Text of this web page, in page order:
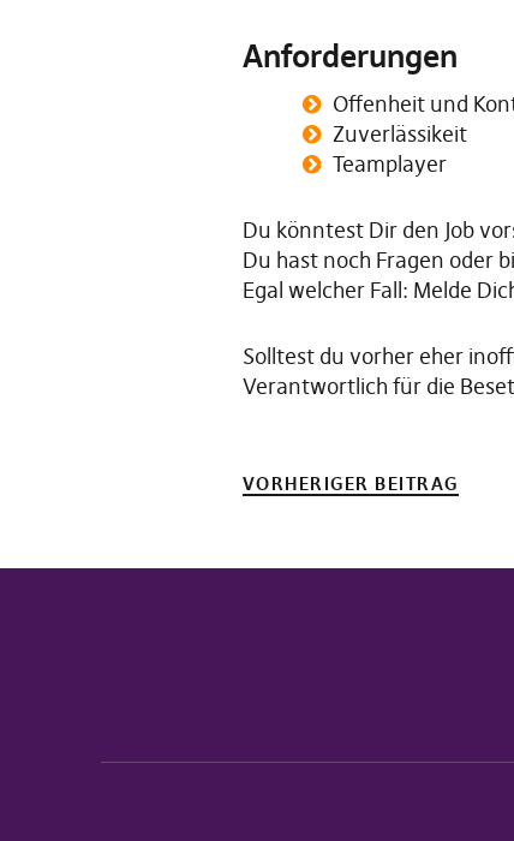
Anforderungen
Offenheit und
Zuverlässikeit
Teamplayer
Du könntest Dir den Job
Du hast noch Fragen oder
Egal welcher Fall: Melde
Solltest du vorher eher
Verantwortlich für die
VORHERIGER BEITRAG